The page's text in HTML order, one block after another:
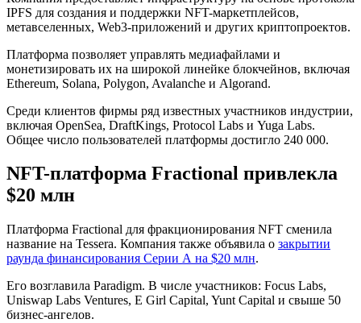
IPFS для создания и поддержки NFT-маркетплейсов,
метавселенных, Web3-приложений и других криптопроектов.
Платформа позволяет управлять медиафайлами и
монетизировать их на широкой линейке блокчейнов, включая
Ethereum, Solana, Polygon, Avalanche и Algorand.
Среди клиентов фирмы ряд известных участников индустрии,
включая OpenSea, DraftKings, Protocol Labs и Yuga Labs.
Общее число пользователей платформы достигло 240 000.
NFT-платформа Fractional привлекла
$20 млн
Платформа Fractional для фракционирования NFT сменила
название на Tessera. Компания также объявила о закрытии
раунда финансирования Серии А на $20 млн.
Его возглавила Paradigm. В числе участников: Focus Labs,
Uniswap Labs Ventures, E Girl Capital, Yunt Capital и свыше 50
бизнес-ангелов.